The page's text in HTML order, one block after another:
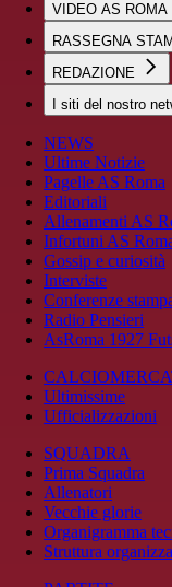
VIDEO AS ROMA
RASSEGNA
REDAZIONE
I siti del nostro
NEWS
Ultime Notizie
Pagelle AS Roma
Editoriali
Allenamenti AS
Infortuni AS
Gossip e curiosità
Interviste
Conferenze
Radio Pensieri
AsRoma 1927
Ultimissime
Ufficializzazioni
SQUADRA
Prima Squadra
Allenatori
Vecchie glorie
Organigramma
Struttura